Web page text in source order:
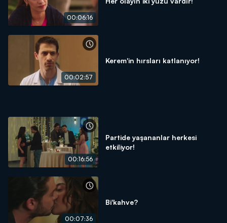
00:06:16
00:02:57
Kerem'in hırsları katlanıyor!
00:16:56
Partide yaşananlar herkesi
etkiliyor!
00:07:36
Bi'kahve?